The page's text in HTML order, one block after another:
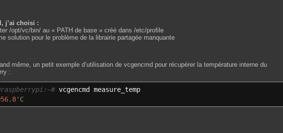
j’ai choisi :
/opt/vc/bin/ au « PATH de base » créé dans /etc/profile
solution pour le problème de la librairie partagée manquante
même, un petit exemple d’utilisation de vcgencmd pour récupérer la température interne du
:
vcgencmd measure_temp
56.8'C